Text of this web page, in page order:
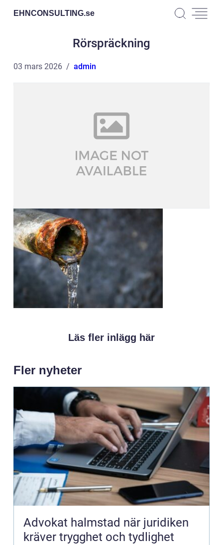
EHNCONSULTING.se
Rörspräckning
03 mars 2026 admin
Läs fler inlägg här
Fler nyheter
Advokat halmstad när juridiken
kräver trygghet och tydlighet